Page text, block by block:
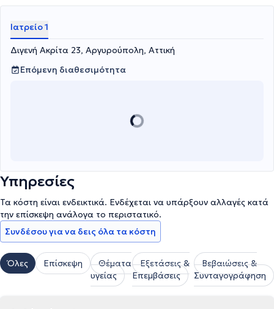
Ιατρείο 1
Διγενή Ακρίτα 23, Αργυρούπολη, Αττική
Επόμενη διαθεσιμότητα
Υπηρεσίες
Τα κόστη είναι ενδεικτικά. Ενδέχεται να υπάρξουν αλλαγές κατά
την επίσκεψη ανάλογα το περιστατικό.
Συνδέσου για να δεις όλα τα κόστη
Όλες Επίσκεψη
Θέματα
υγείας
Εξετάσεις &
Επεμβάσεις
Βεβαιώσεις &
Συνταγογράφηση